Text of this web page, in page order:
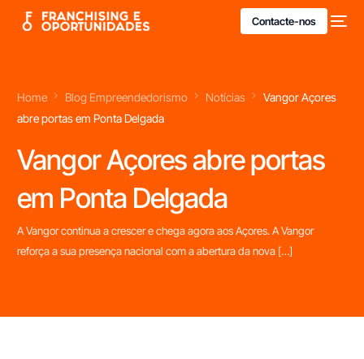
Contacte-nos
Home Blog Empreendedorismo Notícias
Vangor Açores
abre portas em Ponta Delgada
Vangor Açores abre portas
em Ponta Delgada
A Vangor continua a crescer e chega agora aos Açores. A Vangor
reforça a sua presença nacional com a abertura da nova […]